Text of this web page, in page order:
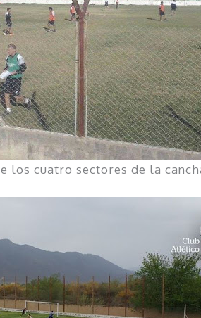
los cuatro sectores de la